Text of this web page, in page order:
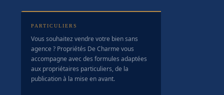
PARTICULIERS
Vous souhaitez vendre votre bien sans
agence ? Propriétés De Charme vous
accompagne avec des formules adaptées
aux propriétaires particuliers, de la
publication à la mise en avant.